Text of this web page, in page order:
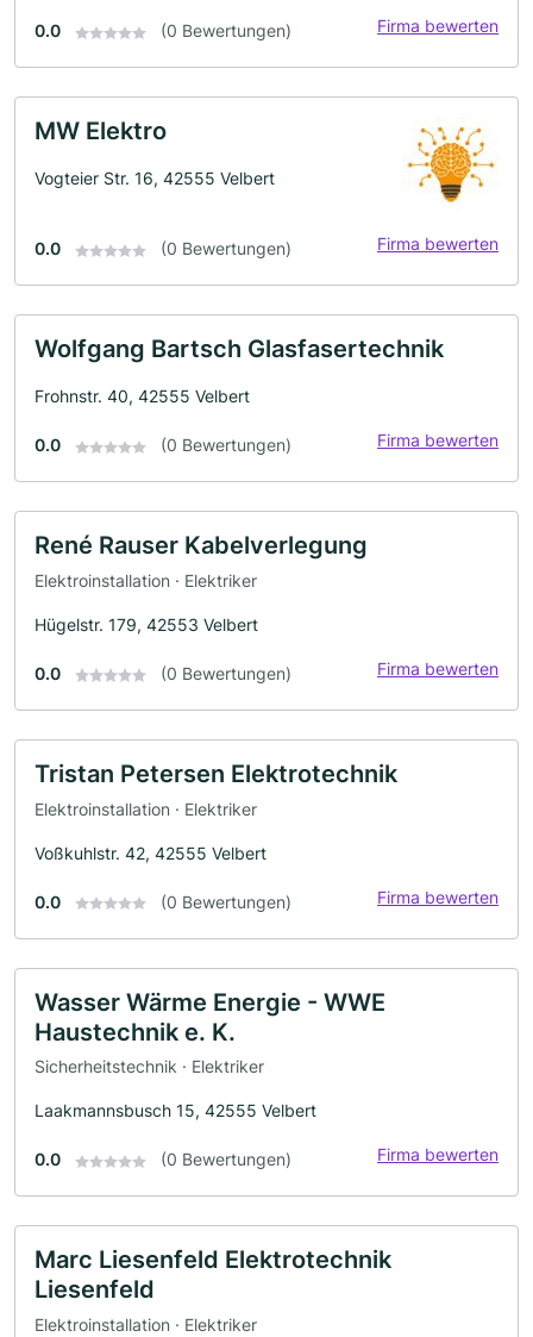
0.0 (0 Bewertungen) Firma bewerten
MW Elektro
Vogteier Str. 16, 42555 Velbert
0.0 (0 Bewertungen) Firma bewerten
Wolfgang Bartsch Glasfasertechnik
Frohnstr. 40, 42555 Velbert
0.0 (0 Bewertungen) Firma bewerten
René Rauser Kabelverlegung
Elektroinstallation · Elektriker
Hügelstr. 179, 42553 Velbert
0.0 (0 Bewertungen) Firma bewerten
Tristan Petersen Elektrotechnik
Elektroinstallation · Elektriker
Voßkuhlstr. 42, 42555 Velbert
0.0 (0 Bewertungen) Firma bewerten
Wasser Wärme Energie - WWE
Haustechnik e. K.
Sicherheitstechnik · Elektriker
Laakmannsbusch 15, 42555 Velbert
0.0 (0 Bewertungen) Firma bewerten
Marc Liesenfeld Elektrotechnik
Liesenfeld
Elektroinstallation · Elektriker